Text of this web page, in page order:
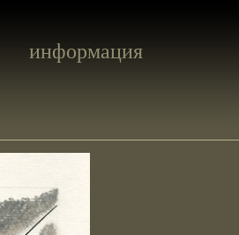
информация